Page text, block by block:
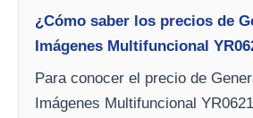
¿Cómo saber los precios de
Imágenes Multifuncional
Para conocer el precio de
Imágenes Multifuncional